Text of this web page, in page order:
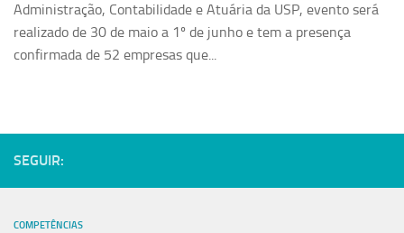
Administração, Contabilidade e Atuária da USP, evento será
realizado de 30 de maio a 1º de junho e tem a presença
confirmada de 52 empresas que...
SEGUIR:
COMPETÊNCIAS